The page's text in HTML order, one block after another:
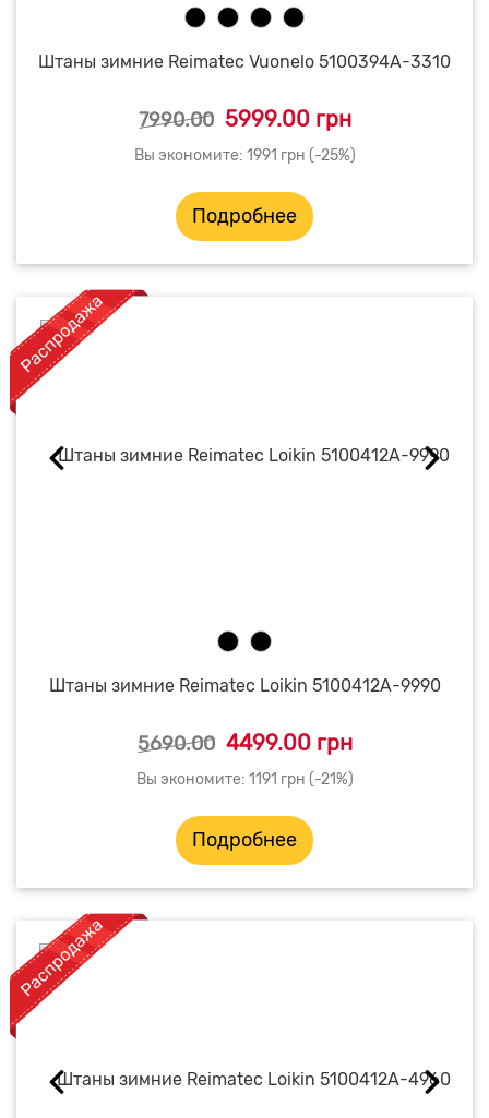
Штаны зимние Reimatec Vuonelo 5100394A-3310
7990.00 5999.00 грн
Вы экономите: 1991 грн (-25%)
Подробнее
Штаны зимние Reimatec Loikin 5100412A-9990
5690.00 4499.00 грн
Вы экономите: 1191 грн (-21%)
Подробнее